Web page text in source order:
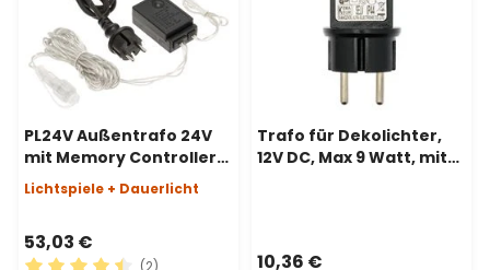
PL24V Außentrafo 24V
mit Memory Controller
und AC-DC, 48 Watt
Lichtspiele + Dauerlicht
53,03 €
(2)
Trafo für Dekolichter,
12V DC, Max 9 Watt, mit
10,36 €